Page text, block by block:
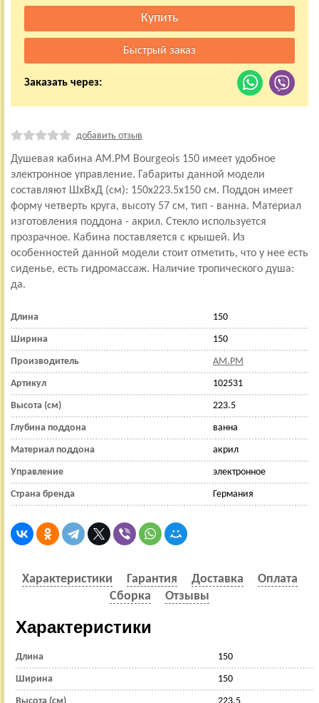
Заказать через:
добавить отзыв
Душевая кабина AM.PM Bourgeois 150 имеет удобное
электронное управление. Габариты данной модели
составляют ШхВхД (см): 150x223.5x150 см. Поддон имеет
форму четверть круга, высоту 57 см, тип - ванна. Материал
изготовления поддона - акрил. Стекло используется
прозрачное. Кабина поставляется с крышей. Из
особенностей данной модели стоит отметить, что у нее есть
сиденье, есть гидромассаж. Наличие тропического душа:
да.
Длина 150
Ширина 150
Производитель AM.PM
Артикул 102531
Высота (см) 223.5
Глубина поддона ванна
Материал поддона акрил
Управление электронное
Страна бренда Германия
Характеристики Гарантия Доставка
Оплата
Сборка
Отзывы
Характеристики
Длина 150
Ширина 150